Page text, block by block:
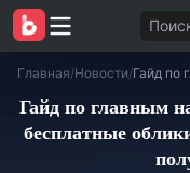
Главная/Новости/
Гайд по главным
бесплатные